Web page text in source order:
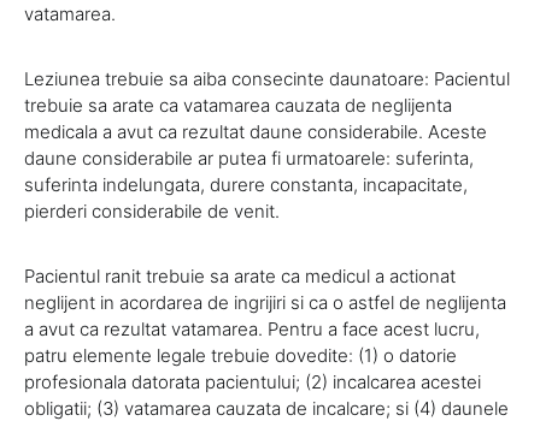
vatamarea.
Leziunea trebuie sa aiba consecinte daunatoare: Pacientul
trebuie sa arate ca vatamarea cauzata de neglijenta
medicala a avut ca rezultat daune considerabile. Aceste
daune considerabile ar putea fi urmatoarele: suferinta,
suferinta indelungata, durere constanta, incapacitate,
pierderi considerabile de venit.
Pacientul ranit trebuie sa arate ca medicul a actionat
neglijent in acordarea de ingrijiri si ca o astfel de neglijenta
a avut ca rezultat vatamarea. Pentru a face acest lucru,
patru elemente legale trebuie dovedite: (1) o datorie
profesionala datorata pacientului; (2) incalcarea acestei
obligatii; (3) vatamarea cauzata de incalcare; si (4) daunele